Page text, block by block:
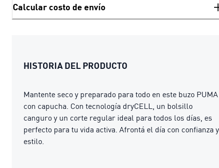
Calcular costo de envío
HISTORIA DEL PRODUCTO
Mantente seco y preparado para todo en este buzo PUMA
con capucha. Con tecnología dryCELL, un bolsillo
canguro y un corte regular ideal para todos los días, es
perfecto para tu vida activa. Afrontá el día con confianza y
estilo.